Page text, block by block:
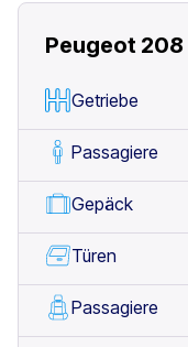
Peugeot 208
Getriebe
Passagiere
Gepäck
Türen
Passagiere